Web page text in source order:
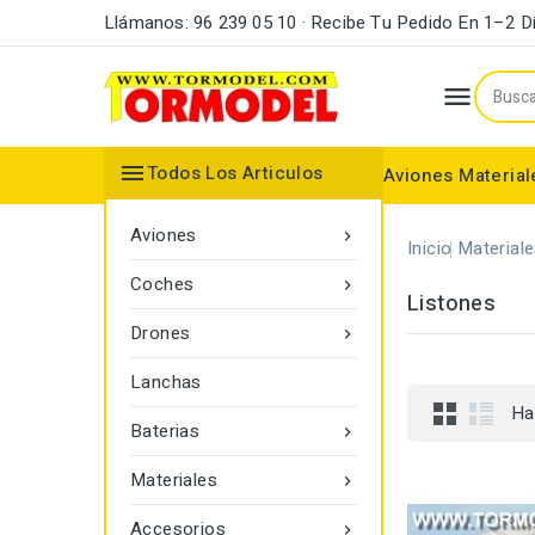
Llámanos: 96 239 05 10 · Recibe Tu Pedido En 1–2

Aviones
Todos Los Articulos

Aviones

Coches

Drones
Lanchas

Baterias

Materiales

Accesorios
Inicio
Listones